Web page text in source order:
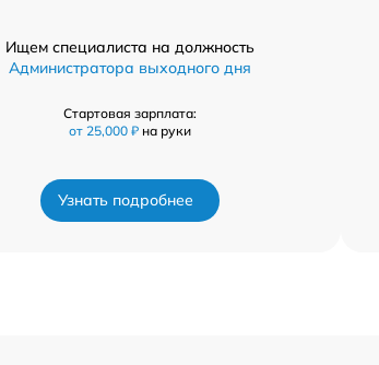
Ищем специалиста на должность
Администратора выходного дня
Стартовая зарплата:
от 25,000 ₽ на руки
Узнать подробнее